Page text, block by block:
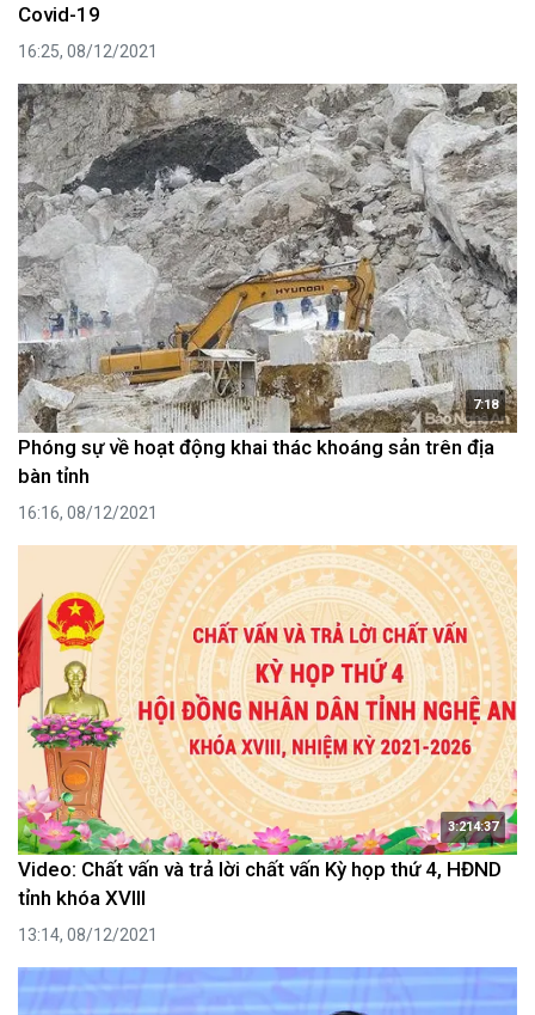
Covid-19
16:25, 08/12/2021
7:18
Phóng sự về hoạt động khai thác khoáng sản trên địa
bàn tỉnh
16:16, 08/12/2021
3:214:37
Video: Chất vấn và trả lời chất vấn Kỳ họp thứ 4, HĐND
tỉnh khóa XVIII
13:14, 08/12/2021